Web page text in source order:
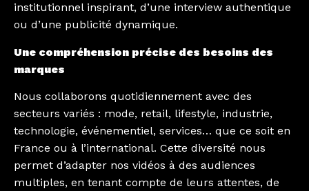
institutionnel inspirant, d’une interview authentique
ou d’une publicité dynamique.
Une compréhension précise des besoins des
marques
Nous collaborons quotidiennement avec des
secteurs variés : mode, retail, lifestyle, industrie,
technologie, événementiel, services… que ce soit en
France ou à l’international. Cette diversité nous
permet d’adapter nos vidéos à des audiences
multiples, en tenant compte de leurs attentes, de